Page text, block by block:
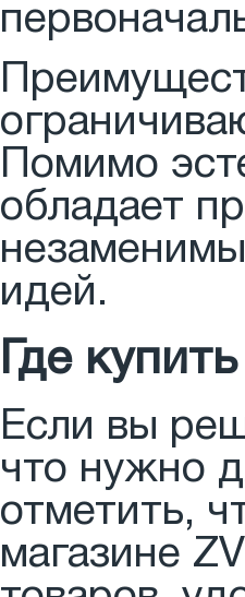
Помимо
обладает
идей.
Где
Если вы
что нужно
отметить,
магазине